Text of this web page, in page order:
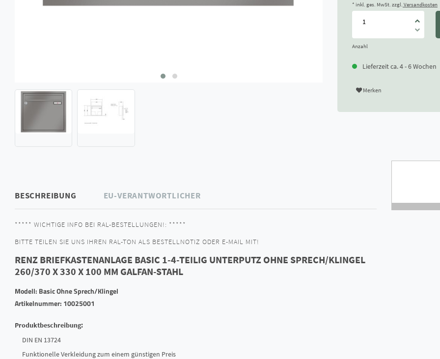
* inkl. ges. MwSt. zzgl. Versandkosten
Anzahl
Lieferzeit ca. 4 - 6 Wochen
Merken
BESCHREIBUNG EU-VERANTWORTLICHER
***** WICHTIGE INFO BEI RAL-BESTELLUNGEN!: *****
BITTE TEILEN SIE UNS IHREN RAL-TON ALS BESTELLNOTIZ ODER E-MAIL MIT!
RENZ BRIEFKASTENANLAGE BASIC 1-4-TEILIG UNTERPUTZ OHNE SPRECH/KLINGEL
260/370 X 330 X 100 MM GALFAN-STAHL
Modell: Basic Ohne Sprech/Klingel
Artikelnummer: 10025001
Produktbeschreibung:
DIN EN 13724
Funktionelle Verkleidung zum einem günstigen Preis